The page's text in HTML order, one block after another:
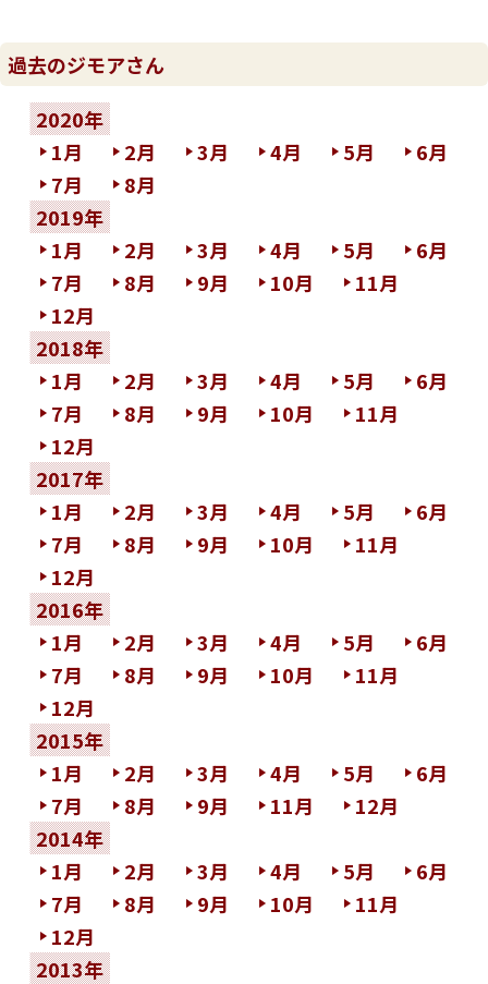
過去のジモアさん
2020年
1月
2月 3月 4月 5月
6月
7月
8月
2019年
1月
2月 3月 4月 5月
6月
7月
8月 9月 10月
11月
12月
2018年
1月
2月 3月 4月 5月
6月
7月
8月 9月 10月
11月
12月
2017年
1月
2月 3月 4月 5月
6月
7月
8月 9月 10月
11月
12月
2016年
1月
2月 3月 4月 5月
6月
7月
8月 9月 10月
11月
12月
2015年
1月
2月 3月 4月 5月
6月
7月
8月 9月 11月
12月
2014年
1月
2月 3月 4月 5月
6月
7月
8月 9月 10月
11月
12月
2013年